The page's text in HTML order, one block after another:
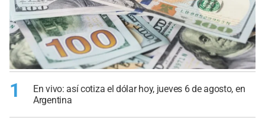
1
En vivo: así cotiza el dólar hoy, jueves 6 de agosto, en
Argentina